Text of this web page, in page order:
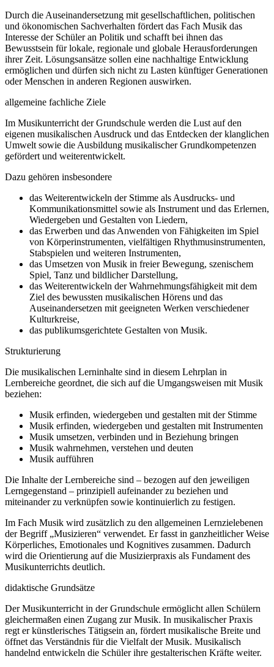
Durch die Auseinandersetzung mit gesellschaftlichen, politischen
und ökonomischen Sachverhalten fördert das Fach Musik das
Interesse der Schüler an Politik und schafft bei ihnen das
Bewusstsein für lokale, regionale und globale Herausforderungen
ihrer Zeit. Lösungsansätze sollen eine nachhaltige Entwicklung
ermöglichen und dürfen sich nicht zu Lasten künftiger Generationen
oder Menschen in anderen Regionen auswirken.
allgemeine fachliche Ziele
Im Musikunterricht der Grundschule werden die Lust auf den
eigenen musikalischen Ausdruck und das Entdecken der klanglichen
Umwelt sowie die Ausbildung musikalischer Grundkompetenzen
gefördert und weiterentwickelt.
Dazu gehören insbesondere
das Weiterentwickeln der Stimme als Ausdrucks- und
Kommunikationsmittel sowie als Instrument und das Erlernen,
Wiedergeben und Gestalten von Liedern,
das Erwerben und das Anwenden von Fähigkeiten im Spiel
von Körperinstrumenten, vielfältigen Rhythmusinstrumenten,
Stabspielen und weiteren Instrumenten,
das Umsetzen von Musik in freier Bewegung, szenischem
Spiel, Tanz und bildlicher Darstellung,
das Weiterentwickeln der Wahrnehmungsfähigkeit mit dem
Ziel des bewussten musikalischen Hörens und das
Auseinandersetzen mit geeigneten Werken verschiedener
Kulturkreise,
das publikumsgerichtete Gestalten von Musik.
Strukturierung
Die musikalischen Lerninhalte sind in diesem Lehrplan in
Lernbereiche geordnet, die sich auf die Umgangsweisen mit Musik
beziehen:
Musik erfinden, wiedergeben und gestalten mit der Stimme
Musik erfinden, wiedergeben und gestalten mit Instrumenten
Musik umsetzen, verbinden und in Beziehung bringen
Musik wahrnehmen, verstehen und deuten
Musik aufführen
Die Inhalte der Lernbereiche sind – bezogen auf den jeweiligen
Lerngegenstand – prinzipiell aufeinander zu beziehen und
miteinander zu verknüpfen sowie kontinuierlich zu festigen.
Im Fach Musik wird zusätzlich zu den allgemeinen Lernzielebenen
der Begriff „Musizieren“ verwendet. Er fasst in ganzheitlicher Weise
Körperliches, Emotionales und Kognitives zusammen. Dadurch
wird die Orientierung auf die Musizierpraxis als Fundament des
Musikunterrichts deutlich.
didaktische Grundsätze
Der Musikunterricht in der Grundschule ermöglicht allen Schülern
gleichermaßen einen Zugang zur Musik. In musikalischer Praxis
regt er künstlerisches Tätigsein an, fördert musikalische Breite und
öffnet das Verständnis für die Vielfalt der Musik. Musikalisch
handelnd entwickeln die Schüler ihre gestalterischen Kräfte weiter.